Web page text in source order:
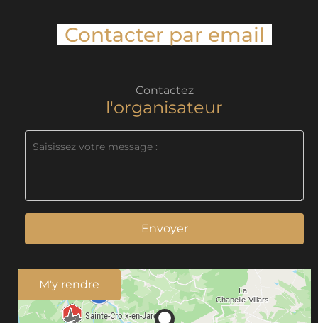
Contacter par email
Contactez
l'organisateur
Envoyer
M'y rendre